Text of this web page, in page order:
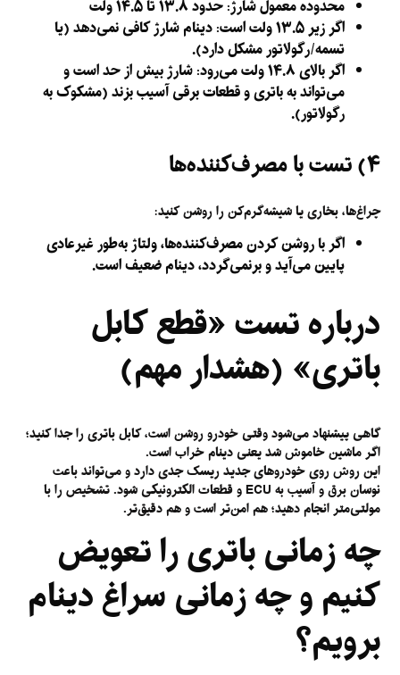
محدوده معمول شارژ:حدود ۱۳.۸ تا ۱۴.۵ ولت
اگر زیر۱۳.۵ ولت
است: دینام شارژ کافی نمی‌دهد (یا
تسمه/رگولاتور مشکل دارد).
اگر بالای۱۴.۸ ولت
می‌رود: شارژ بیش از حد است و
می‌تواند به باتری و قطعات برقی آسیب بزند (مشکوک به
رگولاتور).
۴) تست با مصرف‌کننده‌ها
چراغ‌ها، بخاری یا شیشه‌گرم‌کن را روشن کنید:
اگر با روشن کردن مصرف‌کننده‌ها، ولتاژ به‌طور غیرعادی
پایین می‌آید و برنمی‌گردد، دینام ضعیف است.
درباره تست «قطع کابل
باتری» (هشدار مهم)
گاهی پیشنهاد می‌شود وقتی خودرو روشن است، کابل باتری را جدا کنید؛
اگر ماشین خاموش شد یعنی دینام خراب است.
این روش روی خودروهای جدیدریسک جدیدارد و می‌تواند باعث
نوسان برق و آسیب به ECU و قطعات الکترونیکی شود. تشخیص را با
مولتی‌متر انجام دهید؛ هم امن‌تر است و هم دقیق‌تر.
چه زمانی باتری را تعویض
کنیم و چه زمانی سراغ دینام
برویم؟